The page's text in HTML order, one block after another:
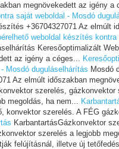
megnövekedett az igény a
saját weboldal - Mosdó
+36704327071 Az elmúlt
weboldal készítés
Keresőoptimalizált
az igény a céges...
Mosdó duguláselhárítás Mosdó
Az elmúlt időszakban
szerelés,
megoldás, ha nem...
konvektor szerelés. A FÉG
KarbantartásGázkonvektor
szerelés a legjobb
felújításnál, illetve új